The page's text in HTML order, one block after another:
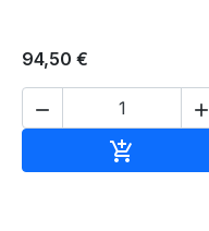
94,50 €
 
